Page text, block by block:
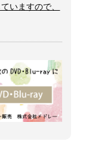
いますので、